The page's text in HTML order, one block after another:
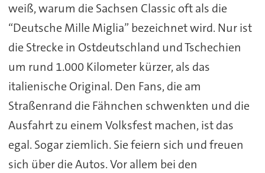
weiß, warum die Sachsen Classic oft als die
“Deutsche Mille Miglia” bezeichnet wird. Nur ist
die Strecke in Ostdeutschland und Tschechien
um rund 1.000 Kilometer kürzer, als das
italienische Original. Den Fans, die am
Straßenrand die Fähnchen schwenkten und die
Ausfahrt zu einem Volksfest machen, ist das
egal. Sogar ziemlich. Sie feiern sich und freuen
sich über die Autos. Vor allem bei den